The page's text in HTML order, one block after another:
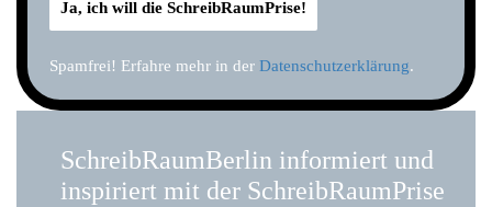
Spamfrei! Erfahre mehr in der Datenschutzerklärung.
SchreibRaumBerlin informiert und
inspiriert mit der SchreibRaumPrise